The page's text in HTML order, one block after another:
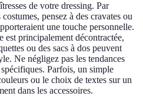
de votre dressing. Par
pensez à des cravates ou
une touche personnelle.
est principalement décontractée,
ou des sacs à dos peuvent
Ne négligez pas les tendances
Parfois, un simple
ou le choix de textes sur un
dans les accessoires.